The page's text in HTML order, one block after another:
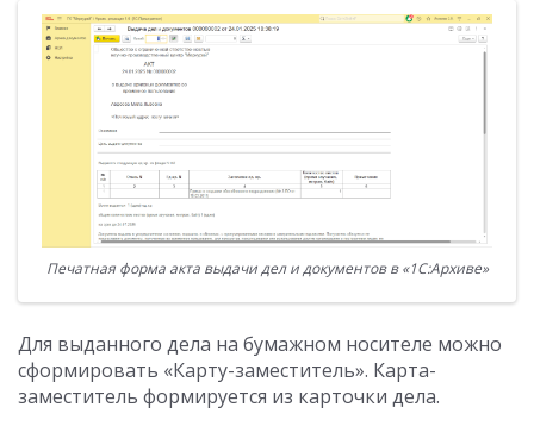
Печатная форма акта выдачи дел и документов в «1С:Архиве»
Для выданного дела на бумажном носителе можно
сформировать «Карту-заместитель». Карта-
заместитель формируется из карточки дела.